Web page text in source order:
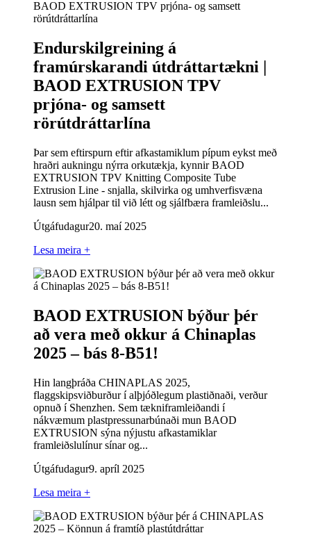
Endurskilgreining á
framúrskarandi útdráttartækni |
BAOD EXTRUSION TPV
prjóna- og samsett
rörútdráttarlína
Þar sem eftirspurn eftir afkastamiklum pípum eykst með
hraðri aukningu nýrra orkutækja, kynnir BAOD
EXTRUSION TPV Knitting Composite Tube
Extrusion Line - snjalla, skilvirka og umhverfisvæna
lausn sem hjálpar til við létt og sjálfbæra framleiðslu...
Útgáfudagur20. maí 2025
Lesa meira +
BAOD EXTRUSION býður þér
að vera með okkur á Chinaplas
2025 – bás 8-B51!
Hin langþráða CHINAPLAS 2025,
flaggskipsviðburður í alþjóðlegum plastiðnaði, verður
opnuð í Shenzhen. Sem tækniframleiðandi í
nákvæmum plastpressunarbúnaði mun BAOD
EXTRUSION sýna nýjustu afkastamiklar
framleiðslulínur sínar og...
Útgáfudagur9. apríl 2025
Lesa meira +